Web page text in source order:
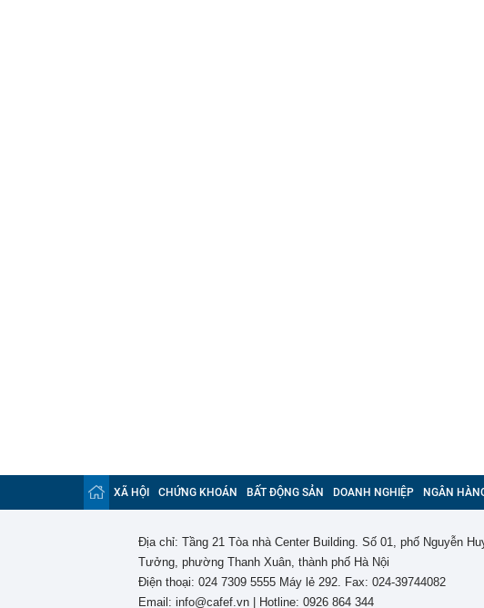
XÃ HỘI CHỨNG KHOÁN BẤT ĐỘNG SẢN DOANH NGHIỆP NGÂN
Địa chỉ: Tầng 21 Tòa nhà Center Building. Số 01, phố Nguyễn
Tưởng, phường Thanh Xuân, thành phố Hà Nội
Điện thoại: 024 7309 5555 Máy lẻ 292. Fax: 024-39744082
Email: info@cafef.vn | Hotline: 0926 864 344